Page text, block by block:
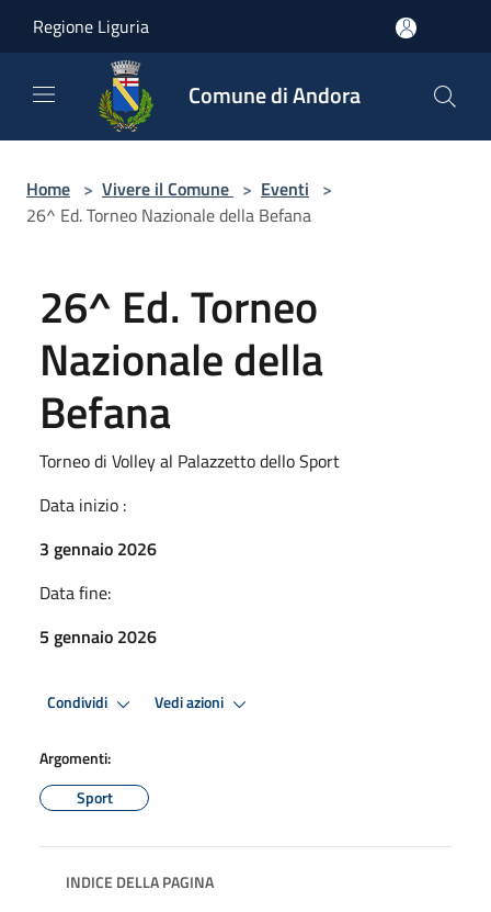
Regione Liguria
Comune di Andora
Home > Vivere il Comune > Eventi >
26^ Ed. Torneo Nazionale della Befana
26^ Ed. Torneo
Nazionale della
Befana
Torneo di Volley al Palazzetto dello Sport
Data inizio :
3 gennaio 2026
Data fine:
5 gennaio 2026
Condividi Vedi azioni
Argomenti:
Sport
INDICE DELLA PAGINA